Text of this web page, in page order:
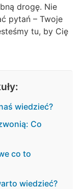
drogę. Nie
pytań – Twoje
tu, by Cię
wiedzieć?
Co
co to
wiedzieć?